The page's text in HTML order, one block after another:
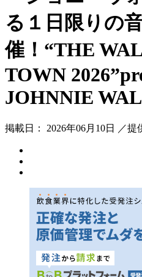
る１日限りの
催！“THE
TOWN
JOHNNIE
掲載日： 2026年06月10日 ／